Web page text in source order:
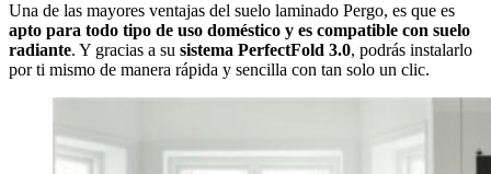
Una de las mayores ventajas del suelo laminado Pergo, es que es
apto para todo tipo de uso doméstico y es compatible con suelo
radiante. Y gracias a su sistema PerfectFold 3.0, podrás instalarlo
por ti mismo de manera rápida y sencilla con tan solo un clic.